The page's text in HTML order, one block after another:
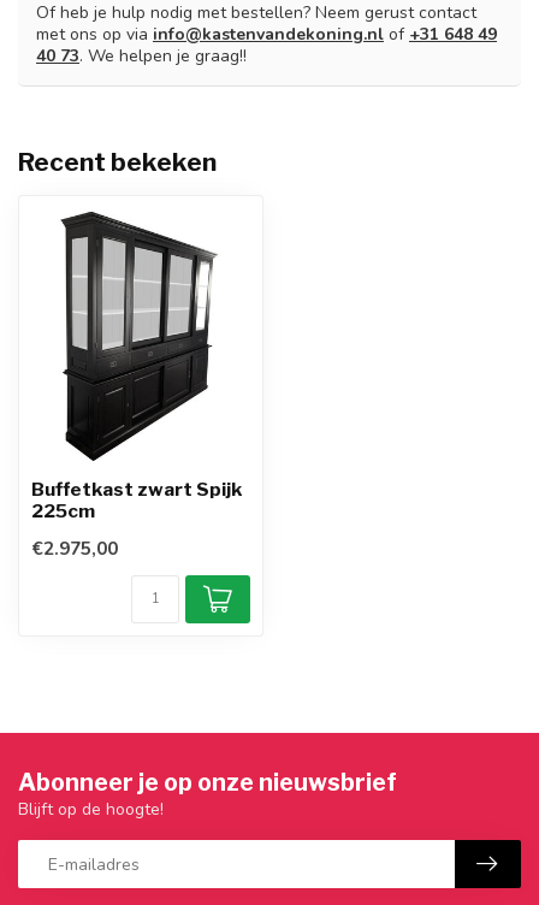
Of heb je hulp nodig met bestellen? Neem gerust contact
met ons op via info@kastenvandekoning.nl of +31 648 49
40 73. We helpen je graag!!
Recent bekeken
Buffetkast zwart Spijk
225cm
€2.975,00
Abonneer je op onze nieuwsbrief
Blijft op de hoogte!